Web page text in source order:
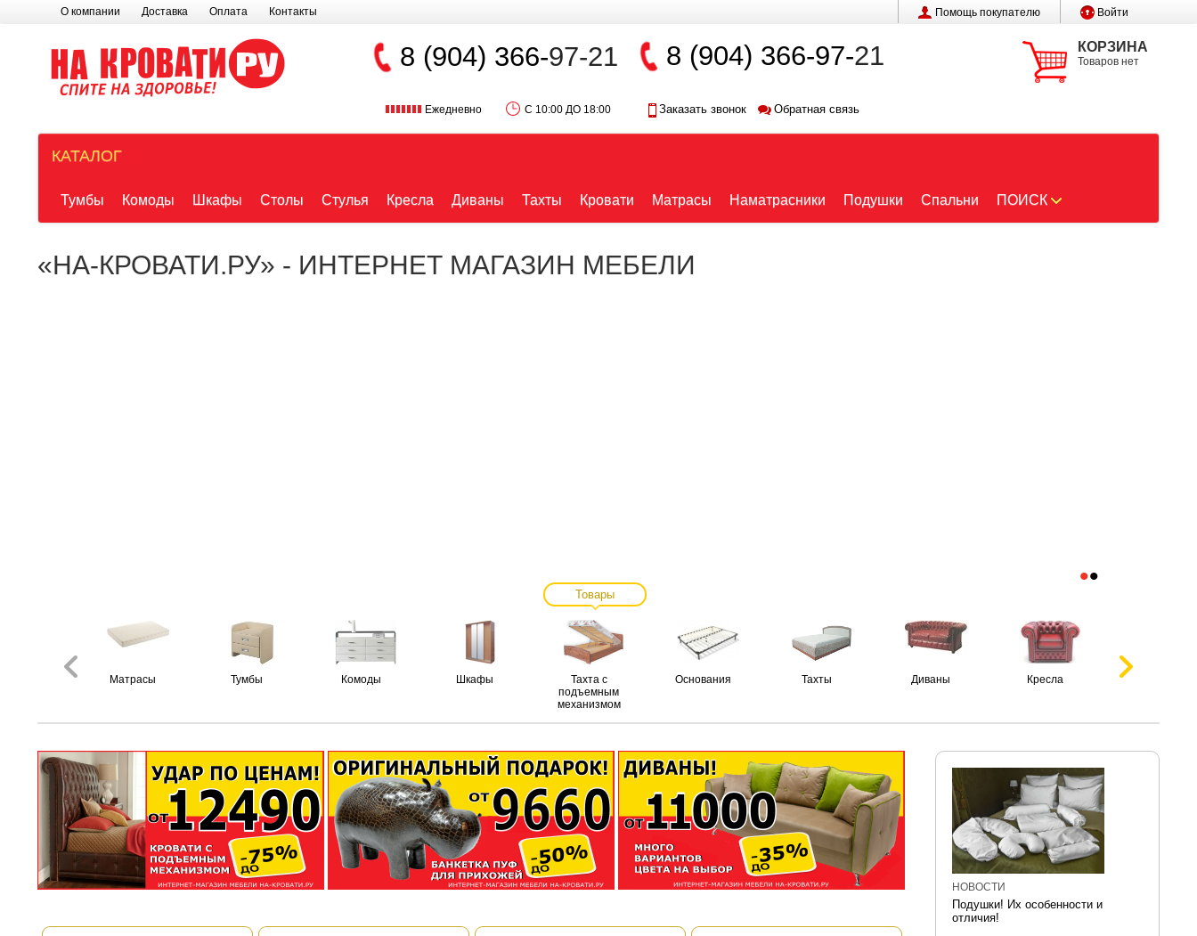
О компании Доставка Оплата Контакты Помощь покупателю Войти
КОРЗИНА
Товаров нет
8 (904) 366-97-21
Ежедневно С 10:00 ДО 18:00
8 (904) 366-97-21
Заказать звонок Обратная связь
КАТАЛОГ
Тумбы Комоды Шкафы Столы Стулья Кресла Диваны Тахты Кровати Матрасы Наматрасники Подушки Спальни ПОИСК
«НА-КРОВАТИ.РУ» - ИНТЕРНЕТ МАГАЗИН МЕБЕЛИ
••
Товары
Матрасы Тумбы Комоды Шкафы
Тахта с
подъемным
механизмом
Основания Тахты Диваны Кресла
НОВОСТИ
Подушки! Их особенности и
отличия!